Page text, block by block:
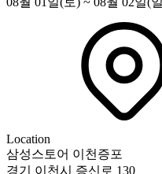
Location
삼성스토어 이천증포
경기 이천시 증신로 130